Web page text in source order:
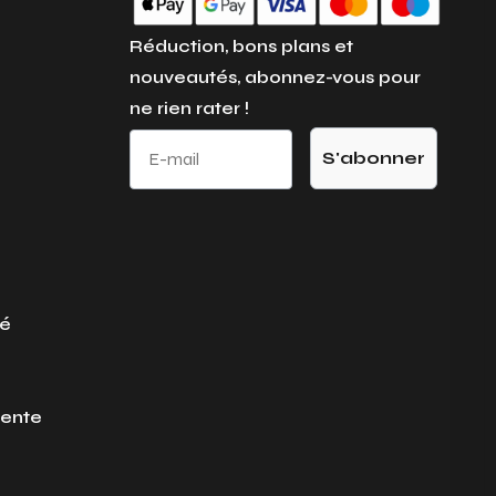
Réduction, bons plans et
nouveautés, abonnez-vous pour
ne rien rater !
E-mail
S'abonner